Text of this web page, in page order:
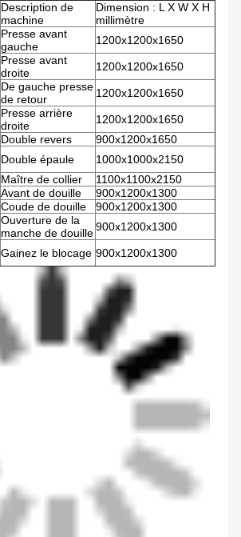
Description de
machine
Dimension : L X W X H
millimètre
Presse avant
gauche
1200x1200x1650
Presse avant
droite
1200x1200x1650
De gauche presse
de retour
1200x1200x1650
Presse arrière
droite
1200x1200x1650
Double revers
900x1200x1650
Double épaule
1000x1000x2150
Maître de collier
1100x1100x2150
Avant de douille
900x1200x1300
Coude de douille
900x1200x1300
Ouverture de la
manche de douille900x1200x1300
Gainez le blocage 900x1200x1300